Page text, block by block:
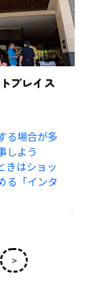
プレイス
る場合が多
しよう
きはショッ
る「インタ
>